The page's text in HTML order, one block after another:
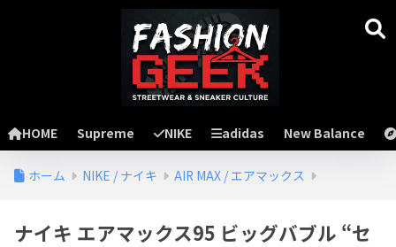
HOME Supreme NIKE adidas New Balance
ホーム NIKE / ナイキ AIR MAX / エアマックス
ナイキ エアマックス95 ビッグバブル “セ